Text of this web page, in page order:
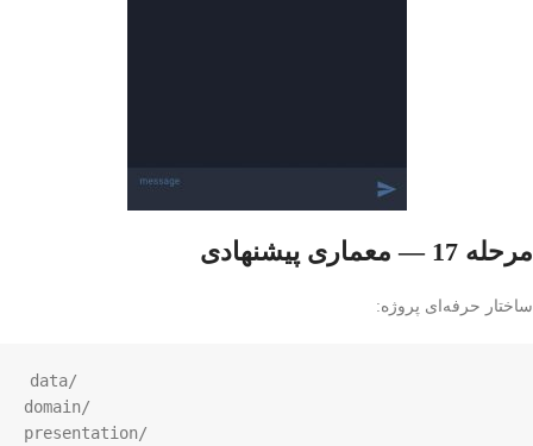
مرحله 17 — معماری پیشنهادی
ساختار حرفه‌ای پروژه:
data/
domain/
presentation/